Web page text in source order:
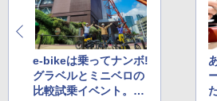
e-bikeは乗ってナンボ!
グラベルとミニベロの
比較試乗イベント。実